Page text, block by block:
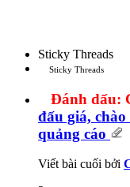
Sticky Threads
Sticky Threads
Đánh dấu:
đấu giá,
quảng cáo
Viết bài cuối bởi